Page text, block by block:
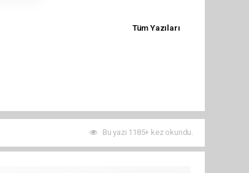
Tüm Yazıları
Bu yazı 1185+ kez okundu.